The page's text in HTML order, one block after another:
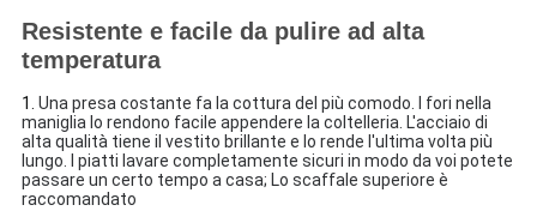
Resistente e facile da pulire ad alta
temperatura
1. Una presa costante fa la cottura del più comodo. I fori nella
maniglia lo rendono facile appendere la coltelleria. L'acciaio di
alta qualità tiene il vestito brillante e lo rende l'ultima volta più
lungo. I piatti lavare completamente sicuri in modo da voi potete
passare un certo tempo a casa; Lo scaffale superiore è
raccomandato